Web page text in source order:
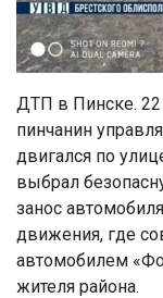
ДТП в Пинске. 22
пинчанин
двигался по
выбрал
занос
движения, где
автомобилем
жителя района.